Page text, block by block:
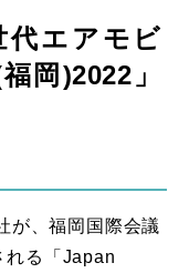
代エアモビ
岡)2022」
が、福岡国際会議
れる「Japan